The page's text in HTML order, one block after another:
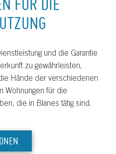
und die Garantie
zu gewährleisten,
Hände der verschiedenen
Wohnungen für die
die in Blanes tätig sind.